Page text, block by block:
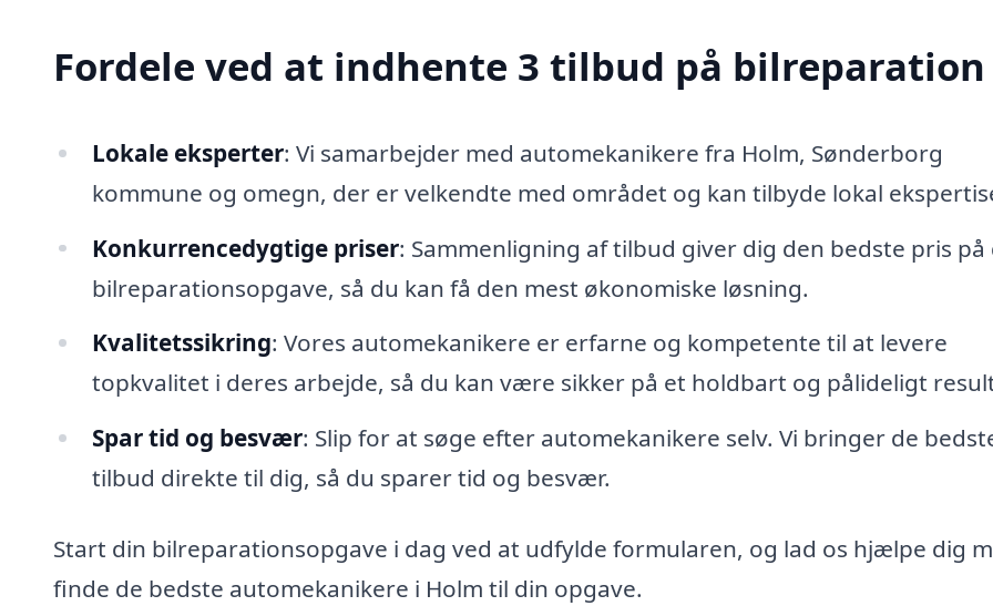
Fordele ved at indhente 3 tilbud på bilreparation
Lokale eksperter: Vi samarbejder med automekanikere fra Holm, Sønderborg
kommune og omegn, der er velkendte med området og kan tilbyde lokal
Konkurrencedygtige priser: Sammenligning af tilbud giver dig den bedste pris på
bilreparationsopgave, så du kan få den mest økonomiske løsning.
Kvalitetssikring: Vores automekanikere er erfarne og kompetente til at levere
topkvalitet i deres arbejde, så du kan være sikker på et holdbart og pålideligt
Spar tid og besvær: Slip for at søge efter automekanikere selv. Vi bringer de
tilbud direkte til dig, så du sparer tid og besvær.
Start din bilreparationsopgave i dag ved at udfylde formularen, og lad os hjælpe dig
finde de bedste automekanikere i Holm til din opgave.